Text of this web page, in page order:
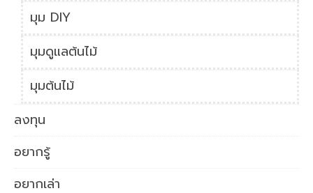
มุม DIY
มุมดูแลต้นไม้
มุมต้นไม้
ลงทุน
อยากรู้
อยากเล่า